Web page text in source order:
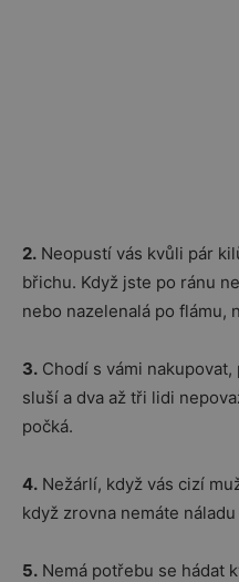
2. Neopustí vás kvůli pár
břichu. Když jste po ránu
nebo nazelenalá po flámu,
3. Chodí s vámi
sluší a dva až tři lidi
počká.
4. Nežárlí, když vás cizí
když zrovna nemáte náladu
5. Nemá potřebu se hádat